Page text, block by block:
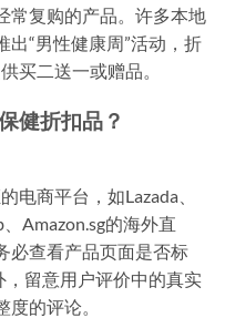
常复购的产品。许多本地
“男性健康周”活动，折
买二送一或赠品。
健折扣品？
电商平台，如Lazada、
Amazon.sg的海外直
必查看产品页面是否标
，留意用户评价中的真实
的评论。